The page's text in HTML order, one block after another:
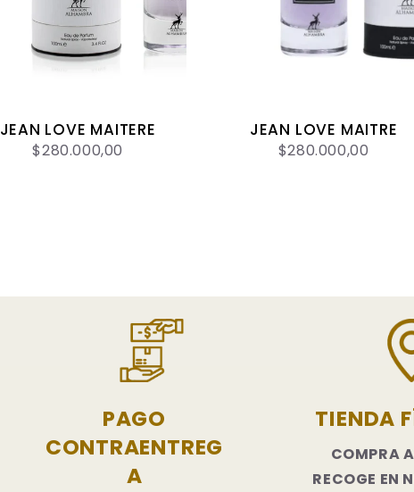
JEAN LOVE MAITERE
$280.000,00
JEAN LOVE MAITRE
$280.000,00
PAGO
CONTRAENTREG
A
TIENDA
COMPRA
RECOGE EN